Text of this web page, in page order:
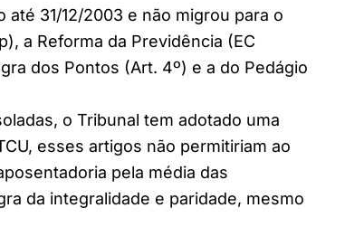
31/12/2003 e não migrou para o
a Reforma da Previdência (EC
dos Pontos (Art. 4º) e a do Pedágio
o Tribunal tem adotado uma
esses artigos não permitiriam ao
pela média das
da integralidade e paridade, mesmo